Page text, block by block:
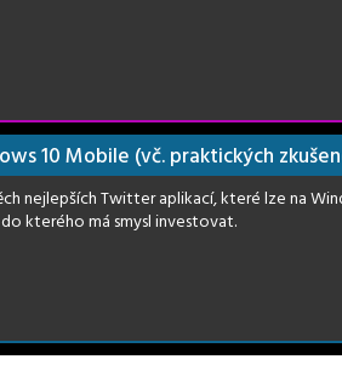
10 Mobile (vč. praktických
nejlepších Twitter aplikací, které lze na
kterého má smysl investovat.